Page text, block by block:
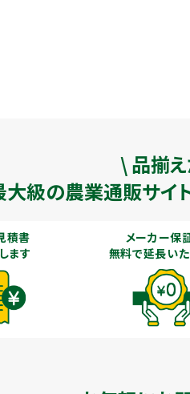
\ 品揃
大級の農業通販サイ
積書
ます
メーカー保
無料で延長い